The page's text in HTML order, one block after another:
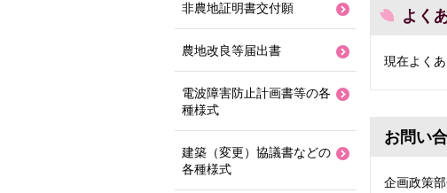
よく
現在よく
お問い
企画政策
非農地証明書交付願
農地改良等届出書
電波障害防止計画書等の各
種様式
建築（変更）協議書などの
各種様式